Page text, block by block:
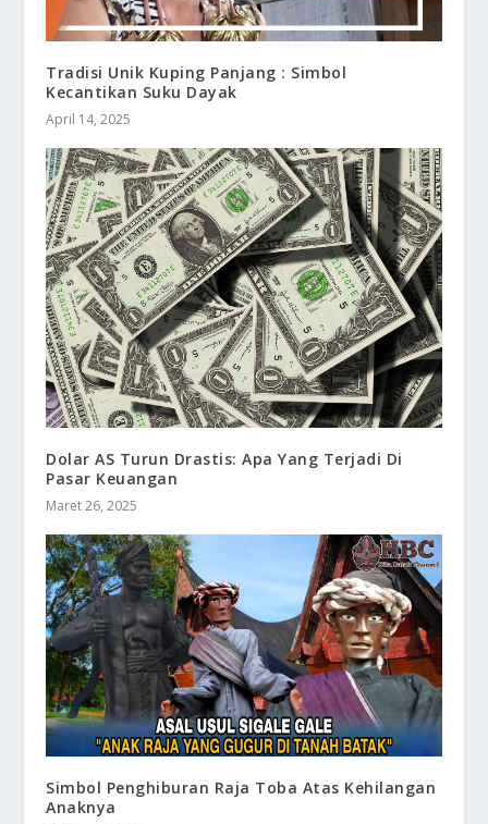
Tradisi Unik Kuping Panjang : Simbol
Kecantikan Suku Dayak
April 14, 2025
Dolar AS Turun Drastis: Apa Yang Terjadi Di
Pasar Keuangan
Maret 26, 2025
Simbol Penghiburan Raja Toba Atas Kehilangan
Anaknya